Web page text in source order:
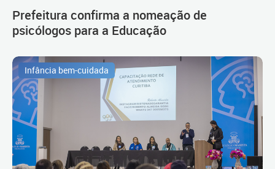
Prefeitura confirma a nomeação de
psicólogos para a Educação
Infância bem-cuidada